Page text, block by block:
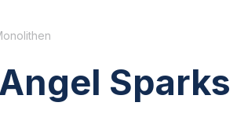
Sparks